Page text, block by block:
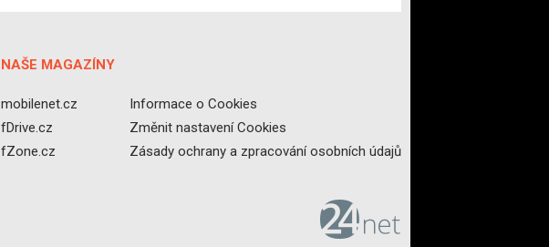
NAŠE MAGAZÍNY
mobilenet.cz
fDrive.cz
fZone.cz
Informace o Cookies
Změnit nastavení Cookies
Zásady ochrany a zpracování osobních údajů